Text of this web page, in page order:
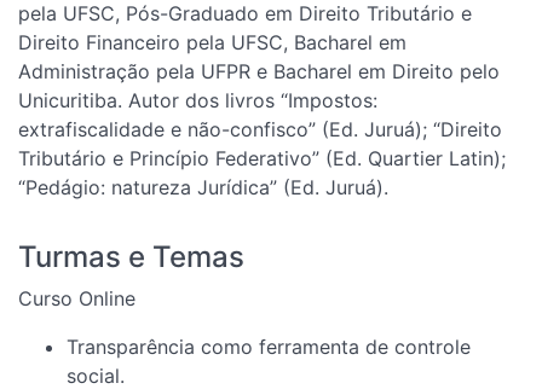
pela UFSC, Pós-Graduado em Direito Tributário e
Direito Financeiro pela UFSC, Bacharel em
Administração pela UFPR e Bacharel em Direito pelo
Unicuritiba. Autor dos livros “Impostos:
extrafiscalidade e não-confisco” (Ed. Juruá); “Direito
Tributário e Princípio Federativo” (Ed. Quartier Latin);
“Pedágio: natureza Jurídica” (Ed. Juruá).
Turmas e Temas
Curso Online
Transparência como ferramenta de controle
social.